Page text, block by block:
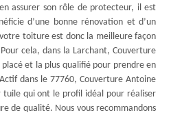
assurer son rôle de protecteur, il est
d’une bonne rénovation et d’un
toiture est donc la meilleure façon
cela, dans la Larchant, Couverture
et la plus qualifié pour prendre en
dans le 77760, Couverture Antoine
tuile qui ont le profil idéal pour réaliser
de qualité. Nous vous recommandons